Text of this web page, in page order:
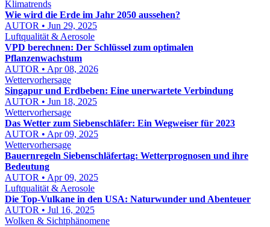
Klimatrends
Wie wird die Erde im Jahr 2050 aussehen?
AUTOR • Jun 29, 2025
Luftqualität & Aerosole
VPD berechnen: Der Schlüssel zum optimalen
Pflanzenwachstum
AUTOR • Apr 08, 2026
Wettervorhersage
Singapur und Erdbeben: Eine unerwartete Verbindung
AUTOR • Jun 18, 2025
Wettervorhersage
Das Wetter zum Siebenschläfer: Ein Wegweiser für 2023
AUTOR • Apr 09, 2025
Wettervorhersage
Bauernregeln Siebenschläfertag: Wetterprognosen und ihre
Bedeutung
AUTOR • Apr 09, 2025
Luftqualität & Aerosole
Die Top-Vulkane in den USA: Naturwunder und Abenteuer
AUTOR • Jul 16, 2025
Wolken & Sichtphänomene